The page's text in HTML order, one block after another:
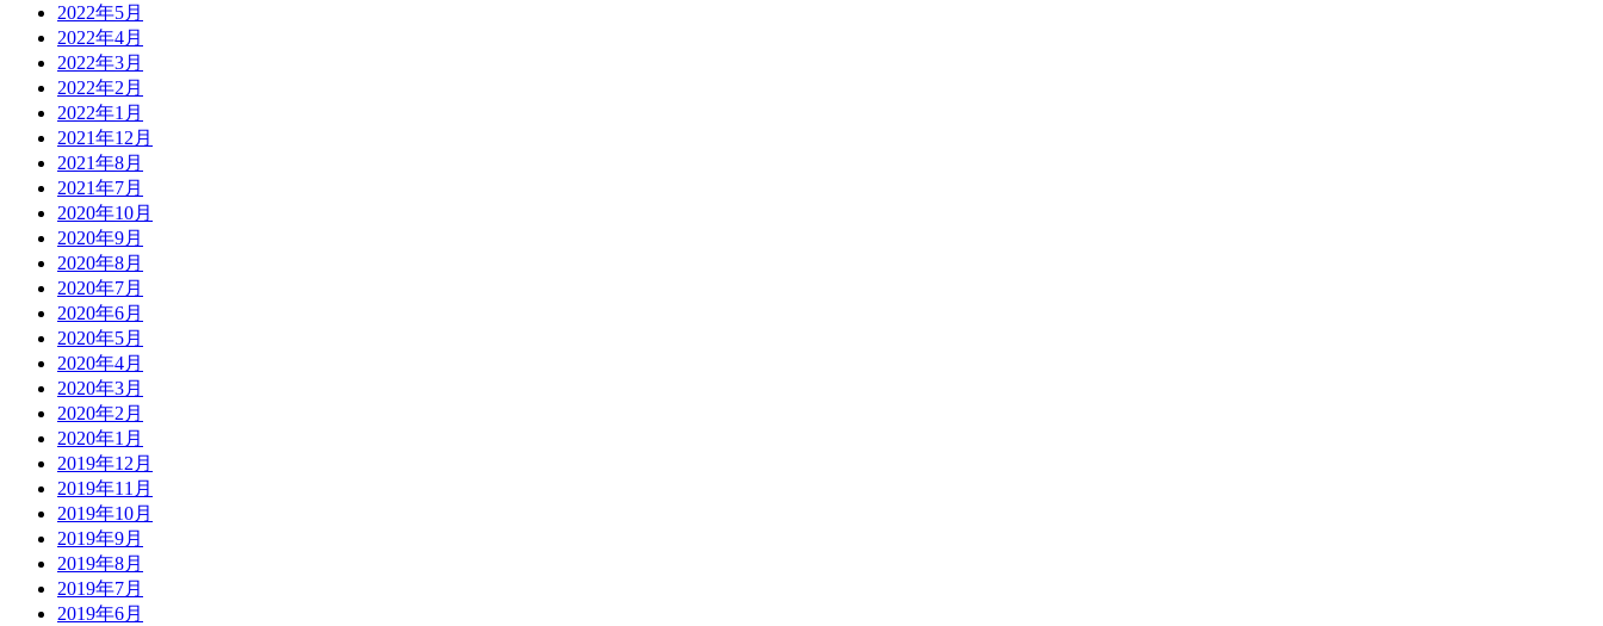
2022年5月
2022年4月
2022年3月
2022年2月
2022年1月
2021年12月
2021年8月
2021年7月
2020年10月
2020年9月
2020年8月
2020年7月
2020年6月
2020年5月
2020年4月
2020年3月
2020年2月
2020年1月
2019年12月
2019年11月
2019年10月
2019年9月
2019年8月
2019年7月
2019年6月